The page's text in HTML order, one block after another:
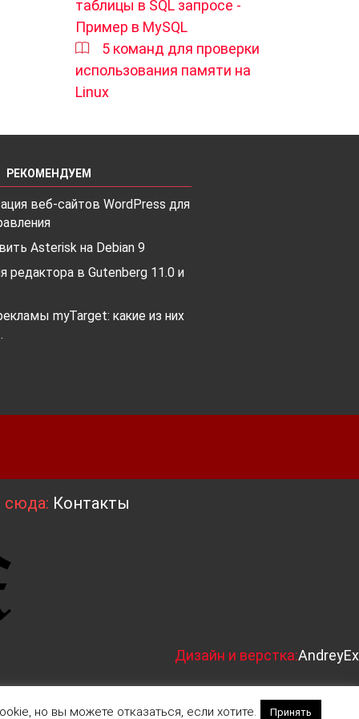
таблицы в SQL запросе -
Пример в MySQL
5 команд для проверки
использования памяти на
Linux
РЕКОМЕНДУЕМ
веб-сайтов WordPress для
Asterisk на Debian 9
редактора в Gutenberg 11.0 и
myTarget: какие из них
сюда: Контакты
Дизайн и верстка:AndreyEx
но вы можете отказаться, если хотите. Принять